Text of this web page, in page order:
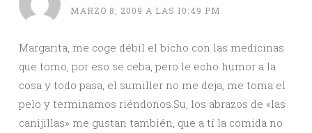
MARZO 8, 2009 A LAS 10:49 PM
Margarita, me coge débil el bicho con las medicinas
que tomo, por eso se ceba, pero le echo humor a la
cosa y todo pasa, el sumiller no me deja, me toma el
pelo y terminamos riéndonos.Su, los abrazos de «las
canijillas» me gustan también, que a tí la comida no